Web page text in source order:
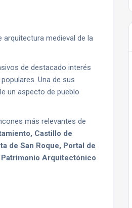
medieval de la
de destacado interés
Una de sus
un aspecto de pueblo
más relevantes de
Castillo de
de San Roque, Portal de
Arquitectónico